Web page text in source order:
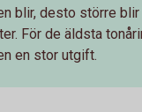
blir, desto större
För de äldsta
en stor utgift.